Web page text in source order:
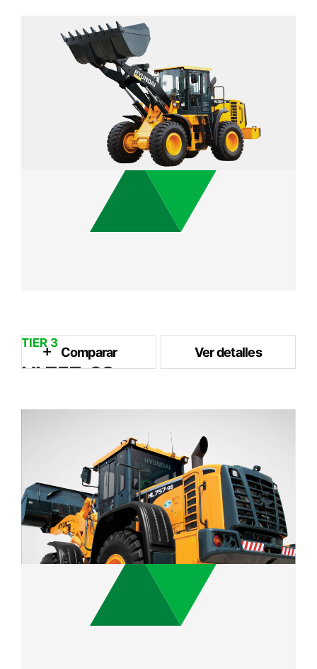
Capacidad del Cubo
Potencia Nominal
Peso Operativo 13.8 ton
TIER 3
HL757-9S
128 kW / 2,100 rpm
Peso Operativo 14 ton
Comparar Ver detalles